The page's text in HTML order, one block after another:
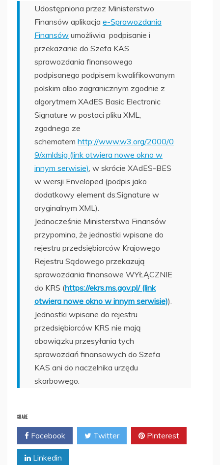
Udostępniona przez Ministerstwo
Finansów aplikacja e-Sprawozdania
Finansów umożliwia podpisanie i
przekazanie do Szefa KAS
sprawozdania finansowego
podpisanego podpisem kwalifikowanym
polskim albo zagranicznym zgodnie z
algorytmem XAdES Basic Electronic
Signature w postaci pliku XML,
zgodnego ze
schematem http://www.w3.org/2000/0
9/xmldsig (link otwiera nowe okno w
innym serwisie), w skrócie XAdES-BES
w wersji Enveloped (podpis jako
dodatkowy element ds:Signature w
oryginalnym XML).
Jednocześnie Ministerstwo Finansów
przypomina, że jednostki wpisane do
rejestru przedsiębiorców Krajowego
Rejestru Sądowego przekazują
sprawozdania finansowe WYŁĄCZNIE
do KRS (https://ekrs.ms.gov.pl/ (link
otwiera nowe okno w innym serwisie)).
Jednostki wpisane do rejestru
przedsiębiorców KRS nie mają
obowiązku przesyłania tych
sprawozdań finansowych do Szefa
KAS ani do naczelnika urzędu
skarbowego.
SHARE
Facebook Twitter Pinterest
Linkedin